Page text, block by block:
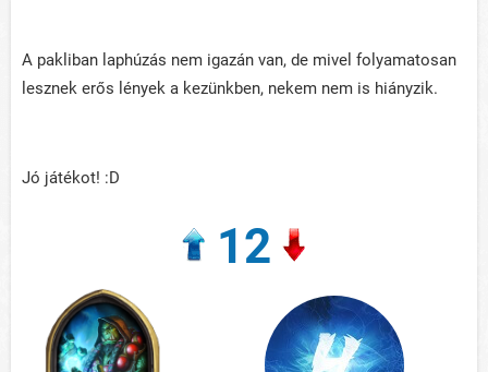
A pakliban laphúzás nem igazán van, de mivel folyamatosan
lesznek erős lények a kezünkben, nekem nem is hiányzik.
Jó játékot! :D
12